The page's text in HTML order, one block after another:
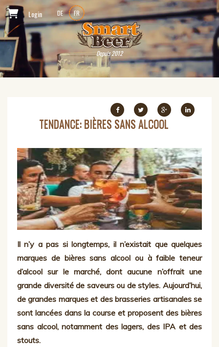
Login DE FR
Depuis 2012
TENDANCE: BIÈRES SANS ALCOOL
Il n’y a pas si longtemps, il n’existait que quelques
marques de bières sans alcool ou à faible teneur
d’alcool sur le marché, dont aucune n’offrait une
grande diversité de saveurs ou de styles. Aujourd’hui,
de grandes marques et des brasseries artisanales se
sont lancées dans la course et proposent des bières
sans alcool, notamment des lagers, des IPA et des
stouts.